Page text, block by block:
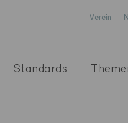
Verein
Standards